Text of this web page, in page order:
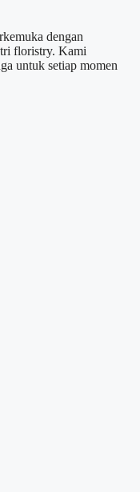
dengan
floristry. Kami
untuk setiap momen